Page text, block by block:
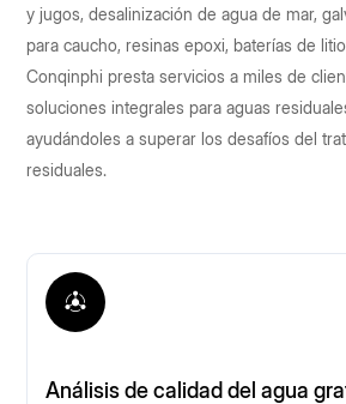
y jugos, desalinización de agua de mar,
para caucho, resinas epoxi, baterías de
Conqinphi presta servicios a miles de
soluciones integrales para aguas
ayudándoles a superar los desafíos del
residuales.
Análisis de calidad del agua